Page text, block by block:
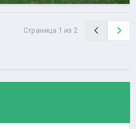
Страница 1 из 2 Назад